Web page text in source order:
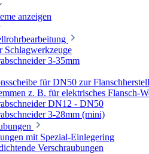
anzeigen
Schlagwerkzeuge
3-35mm
für DN50 zur
z. B. für elektrisches Flansch-
DN12 - DN50
3-28mm (mini)
mit Spezial-Einlegering
Verschraubungen